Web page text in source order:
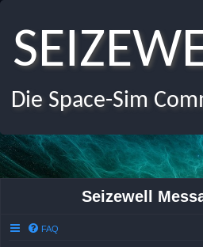
Die Space-Sim
Seizewell
FAQ